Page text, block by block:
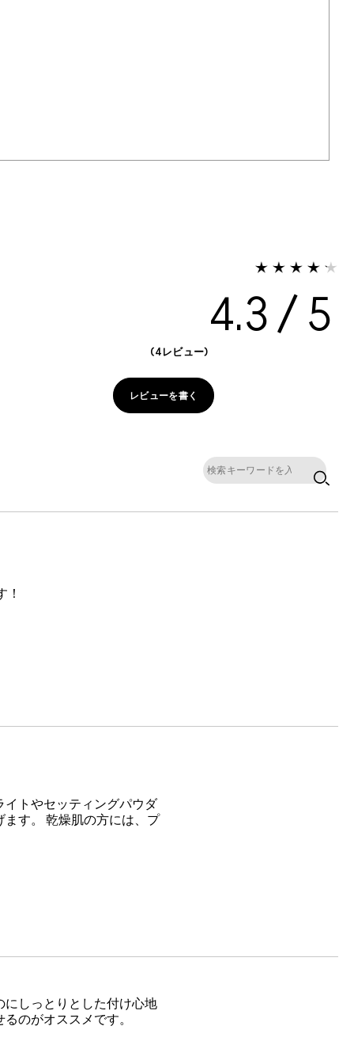
4.3
4レビュー
レビューを書く
！
トやセッティングパウダ
す。 乾燥肌の方には、プ
にしっとりとした付け心地
のがオススメです。